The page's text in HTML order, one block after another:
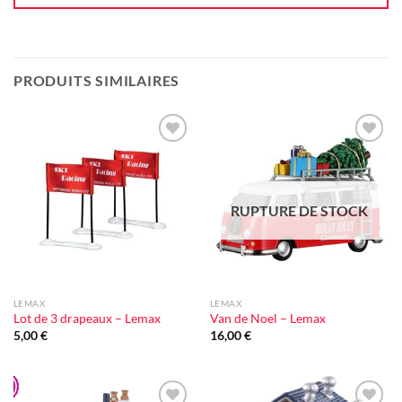
PRODUITS SIMILAIRES
Ajouter
à la liste
d'envie
LEMAX
Lot de 3 drapeaux – Lemax
5,00€
Ajouter
à la liste
d'envie
RUPTURE DE STOCK
LEMAX
Van de Noel – Lemax
16,00€